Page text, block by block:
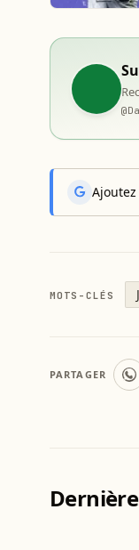
@
MOTS-CLÉS
PARTAGER